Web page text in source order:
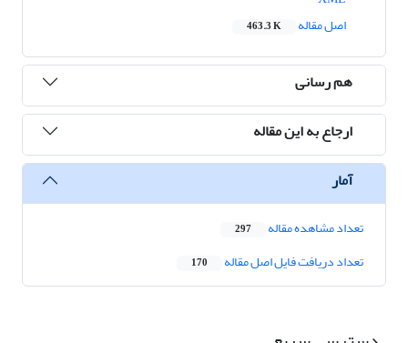
اصل مقاله
463.3 K
هم رسانی
ارجاع به این مقاله
آمار
تعداد مشاهده مقاله 297
تعداد دریافت فایل اصل مقاله 170